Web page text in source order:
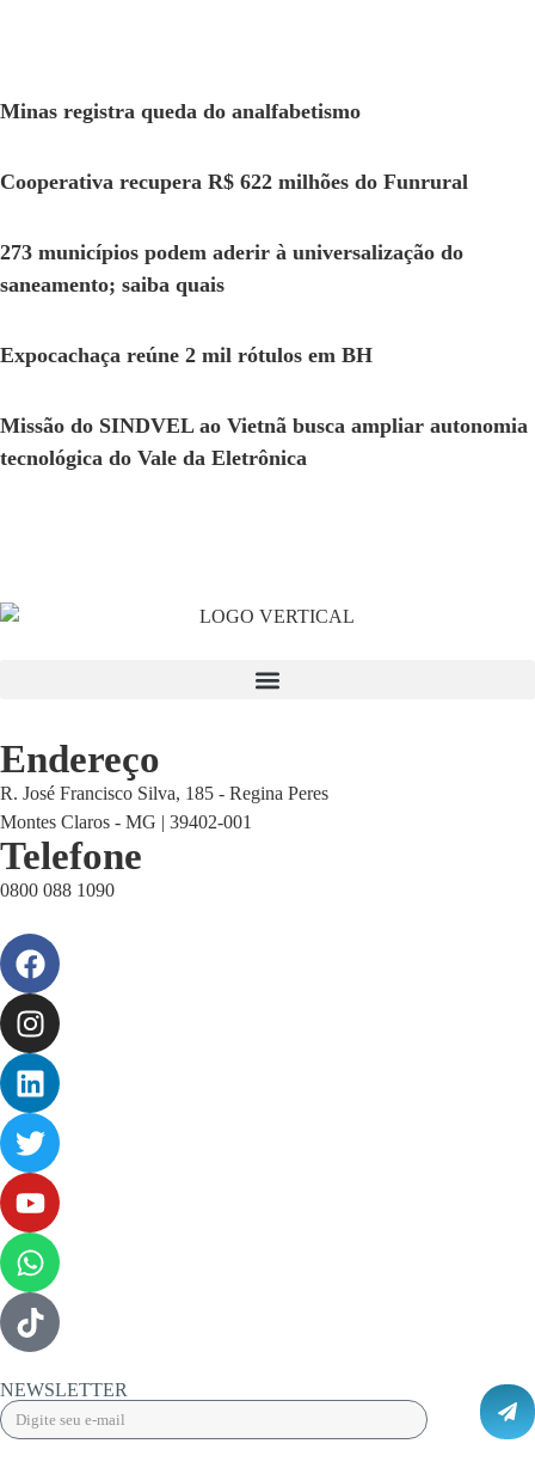
Minas registra queda do analfabetismo
Cooperativa recupera R$ 622 milhões do Funrural
273 municípios podem aderir à universalização do
saneamento; saiba quais
Expocachaça reúne 2 mil rótulos em BH
Missão do SINDVEL ao Vietnã busca ampliar autonomia
tecnológica do Vale da Eletrônica
Endereço
R. José Francisco Silva, 185 - Regina Peres
Montes Claros - MG | 39402-001
Telefone
0800 088 1090
NEWSLETTER